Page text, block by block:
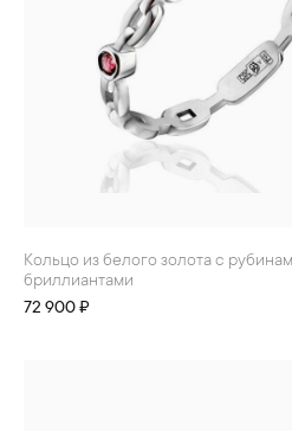
Кольцо из белого золота с рубинами и
бриллиантами
72 900 ₽